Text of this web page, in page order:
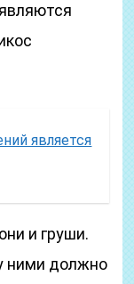
является
и груши.
ними должно